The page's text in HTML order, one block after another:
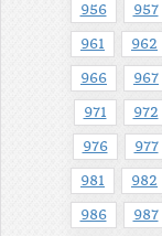
956 957
961 962
966 967
971 972
976 977
981 982
986 987